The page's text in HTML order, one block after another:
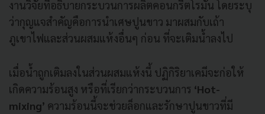
งานวิจัยที่อธิบายกระบวนการผลิตคอนกรีตโรมัน โดยระบุ
ว่ากุญแจสำคัญคือการนำเศษปูนขาว มาผสมกับเถ้า
ภูเขาไฟและส่วนผสมแห้งอื่นๆ ก่อน ที่จะเติมน้ำลงไป
เมื่อน้ำถูกเติมลงในส่วนผสมแห้งนี้ ปฏิกิริยาเคมีจะก่อให้
เกิดความร้อนสูง หรือที่เรียกว่ากระบวนการ ‘Hot-
mixing’ ความร้อนนี้จะช่วยล็อกและรักษาปูนขาวที่มี